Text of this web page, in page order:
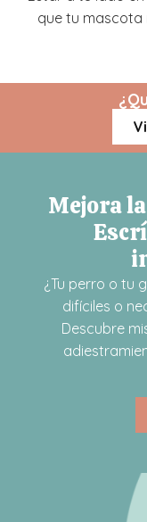
que tu mascota
Mejora
¿Tu perro o tu
difíciles o
Descubre